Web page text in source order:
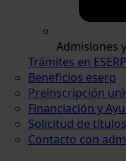
Admisiones
Trámites en ESERP
Beneficios eserp
Preinscripción
Financiación y
Solicitud de títulos
Contacto con